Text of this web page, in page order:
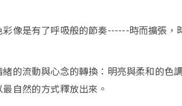
像是有了呼吸般的節奏------時而擴張，
的流動與心念的轉換：明亮與柔和的色
自然的方式釋放出來。